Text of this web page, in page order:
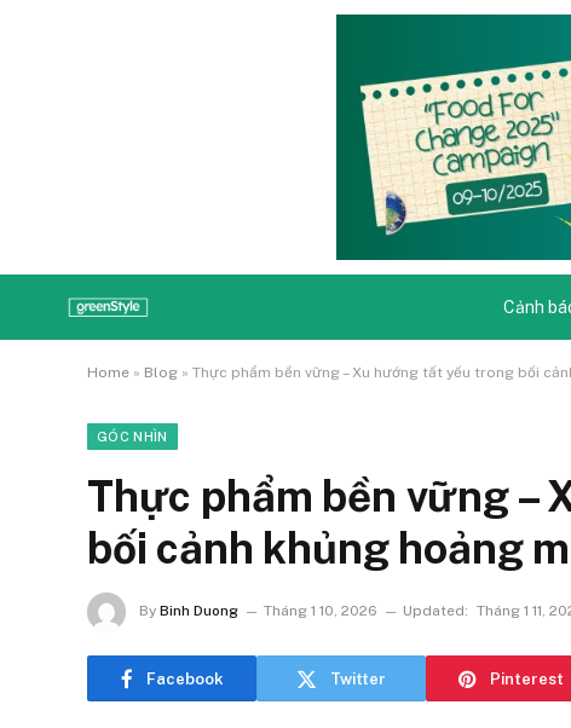
Cảnh
Home » Blog » Thực phẩm bền vững – Xu hướng tất yếu trong bối
GÓC NHÌN
Thực phẩm bền vững –
bối cảnh khủng hoảng
By Binh Duong Tháng 1 10, 2026 Updated: Tháng 1 11,
Facebook Twitter Pinterest